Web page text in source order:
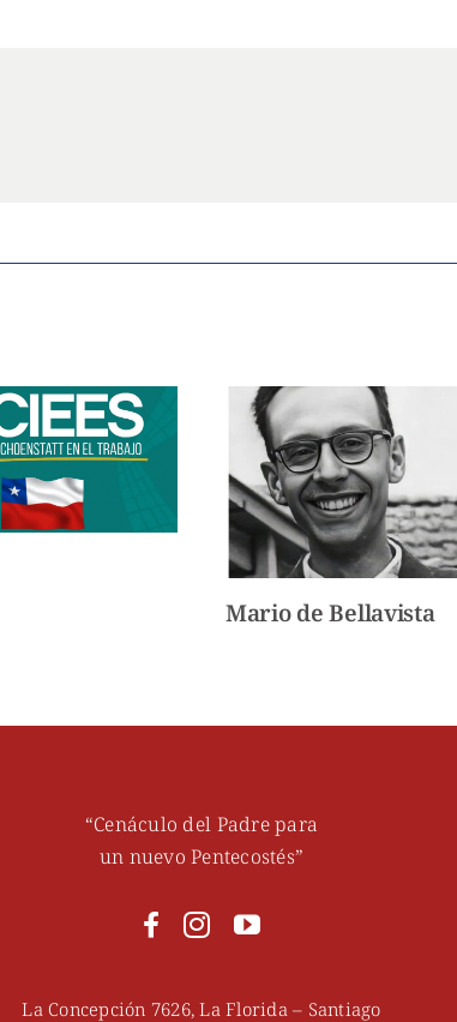
Mario de Bellavista
“Cenáculo del Padre para
un nuevo Pentecostés”
La Concepción 7626, La Florida – Santiago